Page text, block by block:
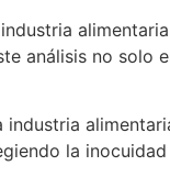
análisis no solo
industria
la